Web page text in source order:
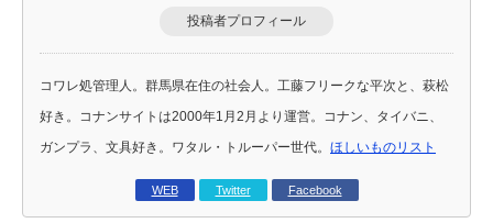
投稿者プロフィール
コワレ処管理人。群馬県在住の社会人。工藤フリークな平次と、萩松
好き。コナンサイトは2000年1月2月より運営。コナン、タイバニ、
ガンプラ、文具好き。ワタル・トルーパー世代。 ほしいものリスト
WEB Twitter Facebook